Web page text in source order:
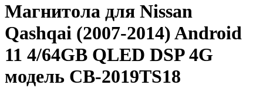
Магнитола для Nissan
Qashqai (2007-2014) Android
11 4/64GB QLED DSP 4G
модель CB-2019TS18